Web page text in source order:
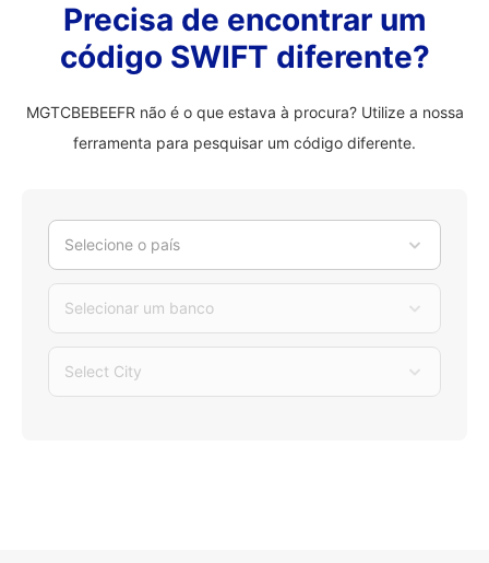
Precisa de encontrar um
código SWIFT diferente?
MGTCBEBEEFR não é o que estava à procura? Utilize a nossa
ferramenta para pesquisar um código diferente.
Selecione o país
Selecionar um banco
Select City